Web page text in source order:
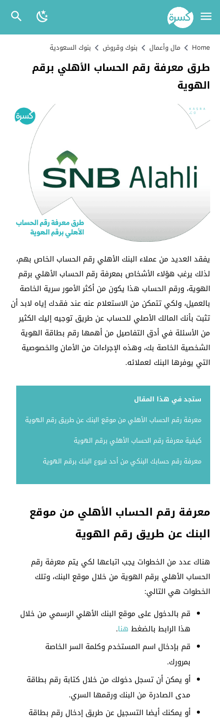
Home مال وأعمال بنوك وقروض بنوك السعودية
طرق معرفة رقم الحساب الأهلي برقم
الهوية
يفقد العديد من عملاء البنك الأهلي رقم الحساب الخاص بهم،
لذلك يرغب هؤلاء الأشخاص بمعرفة رقم الحساب الأهلي برقم
الهوية، ورقم الحساب هذا يكون من أكثر الأمور سرية الخاصة
بالعميل، ولكي تتمكن من الاستعلام عنه عند فقدك إياه لابد أن
تثبت بأنك المالك الأصلي للحساب عن طريق توجيه إليك الكثير
من الأسئلة في أدق التفاصيل من أهمها رقم بطاقة الهوية
الشخصية الخاصة بك، وهذه الإجراءات من الأمان والخصوصية
التي يوفرها البنك لعملائه.
ستجد في هذا المقال
معرفة رقم الحساب الأهلي من موقع البنك عن طريق رقم الهوية
كيفية معرفة رقم الحساب الأهلي برقم الهوية
معرفة رقم حسابك البنكي من أحد فروع البنك برقم الهوية
معرفة رقم الحساب الأهلي من موقع
البنك عن طريق رقم الهوية
هناك عدد من الخطوات يجب اتباعها لكي يتم معرفة رقم
الحساب الأهلي برقم الهوية من خلال موقع البنك، وتلك
الخطوات هي التالي:
قم بالدخول على موقع البنك الأهلي الرسمي من خلال
هذا الرابط بالضغط هنا.
قم بإدخال اسم المستخدم وكلمة السر الخاصة
بمرورك.
أو يمكن أن تسجل دخولك من خلال كتابة رقم بطاقة
مدى الصادرة من البنك ورقمها السري.
أو يمكنك أيضا التسجيل عن طريق إدخال رقم بطاقة